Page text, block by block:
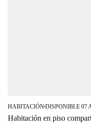
HABITACIÓN■DISPONIBLE 07
Habitación en piso